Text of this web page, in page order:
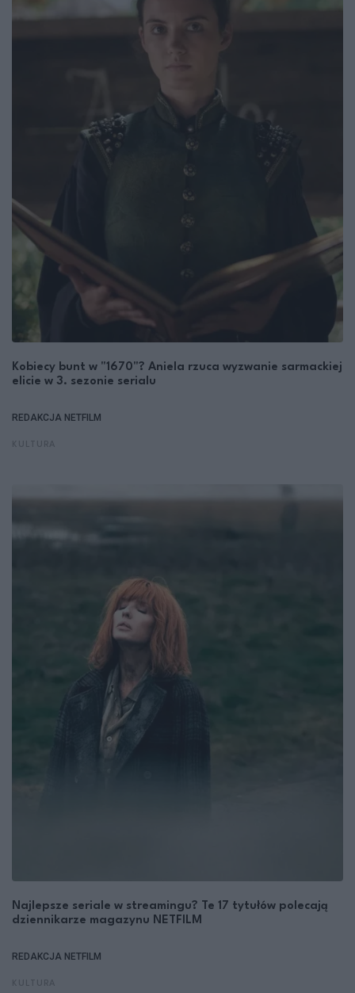
Kobiecy bunt w "1670"? Aniela rzuca wyzwanie sarmackiej
elicie w 3. sezonie serialu
REDAKCJA NETFILM
Najlepsze seriale w streamingu? Te 17 tytułów polecają
dziennikarze magazynu NETFILM
REDAKCJA NETFILM